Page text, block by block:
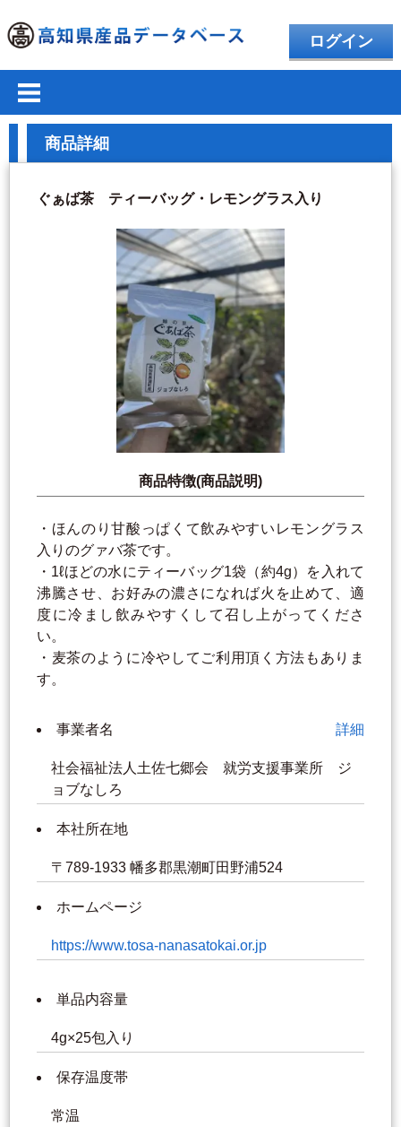
ログイン
商品詳細
ぐぁば茶 ティーバッグ・レモングラス入り
商品特徴(商品説明)
・ほんのり甘酸っぱくて飲みやすいレモングラス
入りのグァバ茶です。
・1ℓほどの水にティーバッグ1袋（約4g）を入れて
沸騰させ、お好みの濃さになれば火を止めて、適
度に冷まし飲みやすくして召し上がってくださ
い。
・麦茶のように冷やしてご利用頂く方法もありま
す。
事業者名 詳細
社会福祉法人土佐七郷会 就労支援事業所 ジ
ョブなしろ
本社所在地
〒789-1933 幡多郡黒潮町田野浦524
ホームページ
https://www.tosa-nanasatokai.or.jp
単品内容量
4g×25包入り
保存温度帯
常温